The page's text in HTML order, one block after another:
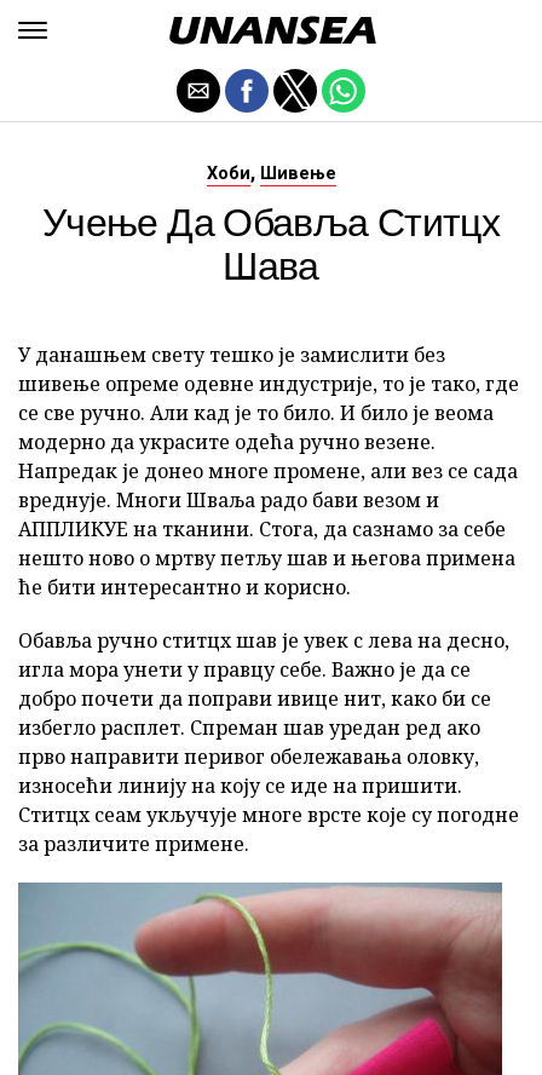
Хоби, Шивење
Учење Да Обавља Ститцх
Шава
У данашњем свету тешко је замислити без
шивење опреме одевне индустрије, то је тако, где
се све ручно. Али кад је то било. И било је веома
модерно да украсите одећа ручно везене.
Напредак је донео многе промене, али вез се сада
вреднује. Многи Шваља радо бави везом и
АППЛИКУЕ на тканини. Стога, да сазнамо за себе
нешто ново о мртву петљу шав и његова примена
ће бити интересантно и корисно.
Обавља ручно ститцх шав је увек с лева на десно,
игла мора унети у правцу себе. Важно је да се
добро почети да поправи ивице нит, како би се
избегло расплет. Спреман шав уредан ред ако
прво направити перивог обележавања оловку,
износећи линију на коју се иде на пришити.
Ститцх сеам укључује многе врсте које су погодне
за различите примене.